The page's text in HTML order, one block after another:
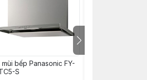
mùi bếp Panasonic FY-
S